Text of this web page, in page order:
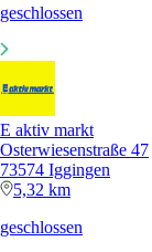
geschlossen
E aktiv markt
Osterwiesenstraße 47
73574 Iggingen
5,32 km
geschlossen